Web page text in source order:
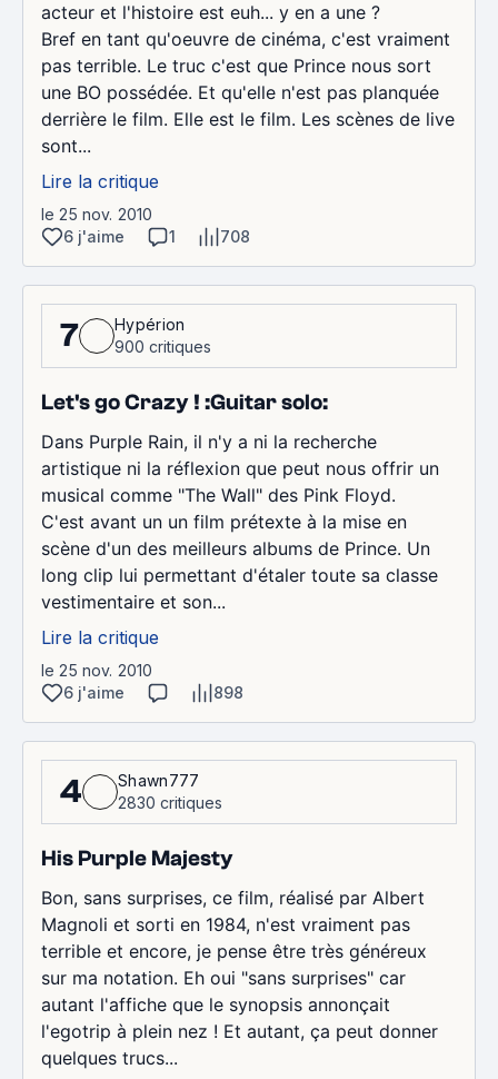
acteur et l'histoire est euh... y en a une ?
Bref en tant qu'oeuvre de cinéma, c'est vraiment
pas terrible. Le truc c'est que Prince nous sort
une BO possédée. Et qu'elle n'est pas planquée
derrière le film. Elle est le film. Les scènes de live
sont...
Lire la critique
le 25 nov. 2010
6 j'aime
1 708
7
Hypérion
900 critiques
Let's go Crazy ! :Guitar solo:
Dans Purple Rain, il n'y a ni la recherche
artistique ni la réflexion que peut nous offrir un
musical comme "The Wall" des Pink Floyd.
C'est avant un un film prétexte à la mise en
scène d'un des meilleurs albums de Prince. Un
long clip lui permettant d'étaler toute sa classe
vestimentaire et son...
Lire la critique
le 25 nov. 2010
6 j'aime
898
4
Shawn777
2830 critiques
His Purple Majesty
Bon, sans surprises, ce film, réalisé par Albert
Magnoli et sorti en 1984, n'est vraiment pas
terrible et encore, je pense être très généreux
sur ma notation. Eh oui "sans surprises" car
autant l'affiche que le synopsis annonçait
l'egotrip à plein nez ! Et autant, ça peut donner
quelques trucs...